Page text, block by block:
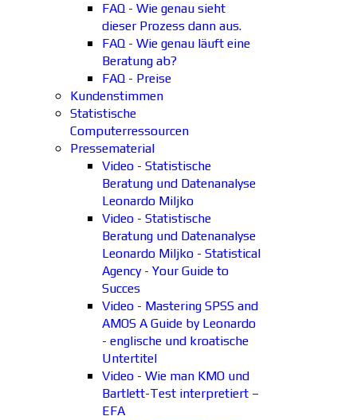
FAQ - Wie genau sieht
dieser Prozess dann aus.
FAQ - Wie genau läuft eine
Beratung ab?
FAQ - Preise
Kundenstimmen
Statistische
Computerressourcen
Pressematerial
Video - Statistische
Beratung und Datenanalyse
Leonardo Miljko
Video - Statistische
Beratung und Datenanalyse
Leonardo Miljko - Statistical
Agency - Your Guide to
Succes
Video - Mastering SPSS and
AMOS A Guide by Leonardo
- englische und kroatische
Untertitel
Video - Wie man KMO und
Bartlett-Test interpretiert –
EFA